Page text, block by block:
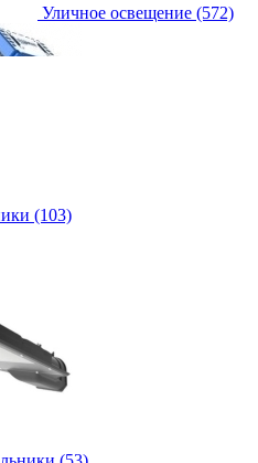
Уличное освещение (572)
(103)